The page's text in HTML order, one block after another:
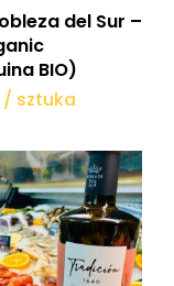
do koszyka
del Sur –
BIO)
/ sztuka